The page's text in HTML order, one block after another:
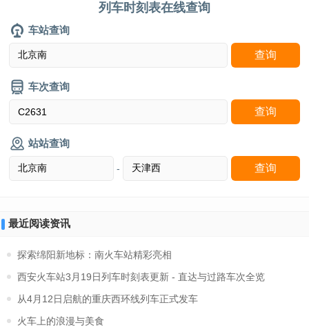
列车时刻表在线查询
车站查询
车次查询
站站查询
-
最近阅读资讯
探索绵阳新地标：南火车站精彩亮相
西安火车站3月19日列车时刻表更新 - 直达与过路车次全览
从4月12日启航的重庆西环线列车正式发车
火车上的浪漫与美食